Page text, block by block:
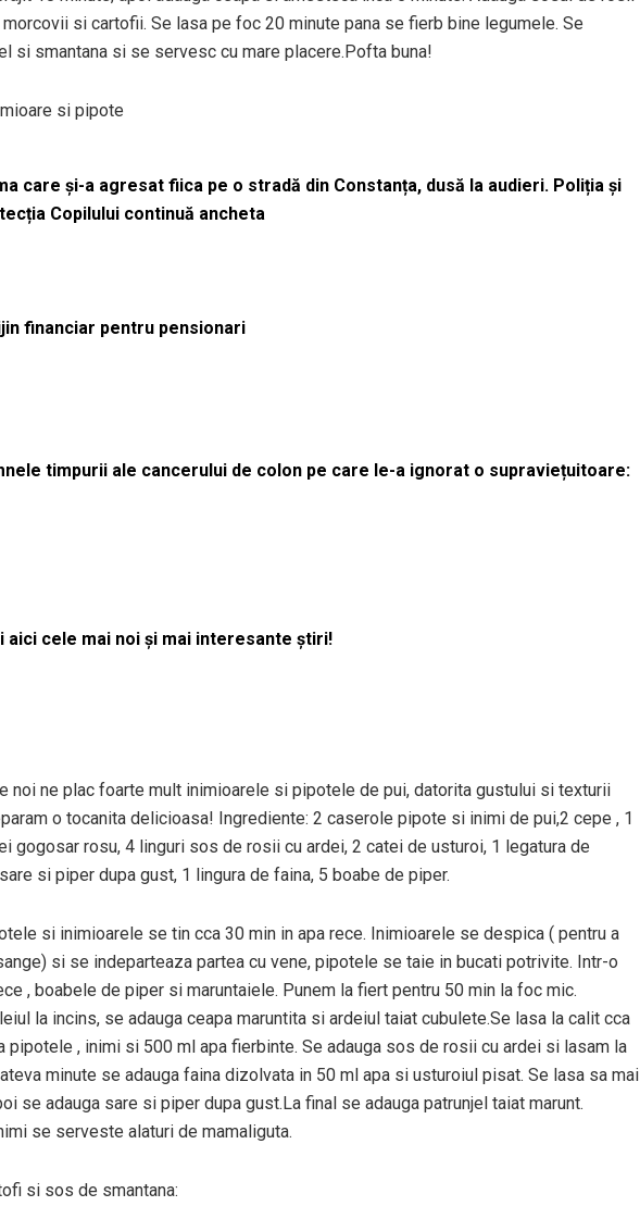
morcovii si cartofii. Se lasa pe foc 20 minute pana se fierb bine legumele. Se
si smantana si se servesc cu mare placere.Pofta buna!
si pipote
care și-a agresat fiica pe o stradă din Constanța, dusă la audieri. Poliția și
Copilului continuă ancheta
financiar pentru pensionari
timpurii ale cancerului de colon pe care le-a ignorat o supraviețuitoare:
aici cele mai noi și mai interesante știri!
noi ne plac foarte mult inimioarele si pipotele de pui, datorita gustului si texturii
o tocanita delicioasa! Ingrediente: 2 caserole pipote si inimi de pui,2 cepe , 1
gogosar rosu, 4 linguri sos de rosii cu ardei, 2 catei de usturoi, 1 legatura de
si piper dupa gust, 1 lingura de faina, 5 boabe de piper.
si inimioarele se tin cca 30 min in apa rece. Inimioarele se despica ( pentru a
si se indeparteaza partea cu vene, pipotele se taie in bucati potrivite. Intr-o
, boabele de piper si maruntaiele. Punem la fiert pentru 50 min la foc mic.
la incins, se adauga ceapa maruntita si ardeiul taiat cubulete.Se lasa la calit cca
pipotele , inimi si 500 ml apa fierbinte. Se adauga sos de rosii cu ardei si lasam la
minute se adauga faina dizolvata in 50 ml apa si usturoiul pisat. Se lasa sa mai
se adauga sare si piper dupa gust.La final se adauga patrunjel taiat marunt.
se serveste alaturi de mamaliguta.
si sos de smantana: